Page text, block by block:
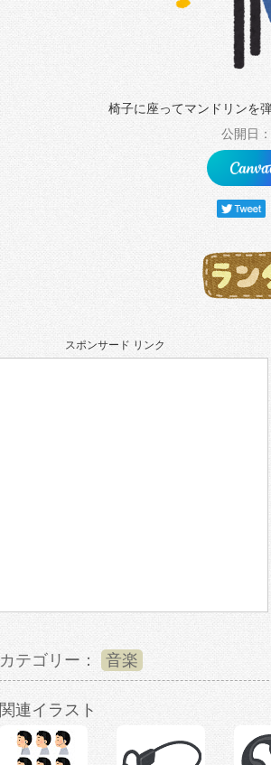
椅子に座ってマンドリンを
公開日
スポンサード リンク
カテゴリー： 音楽
関連イラスト